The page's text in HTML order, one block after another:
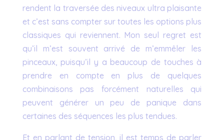
rendent la traversée des niveaux ultra plaisante
et c’est sans compter sur toutes les options plus
classiques qui reviennent. Mon seul regret est
qu’il m’est souvent arrivé de m’emmêler les
pinceaux, puisqu’il y a beaucoup de touches à
prendre en compte en plus de quelques
combinaisons pas forcément naturelles qui
peuvent générer un peu de panique dans
certaines des séquences les plus tendues.
Et en parlant de tension, il est temps de parler